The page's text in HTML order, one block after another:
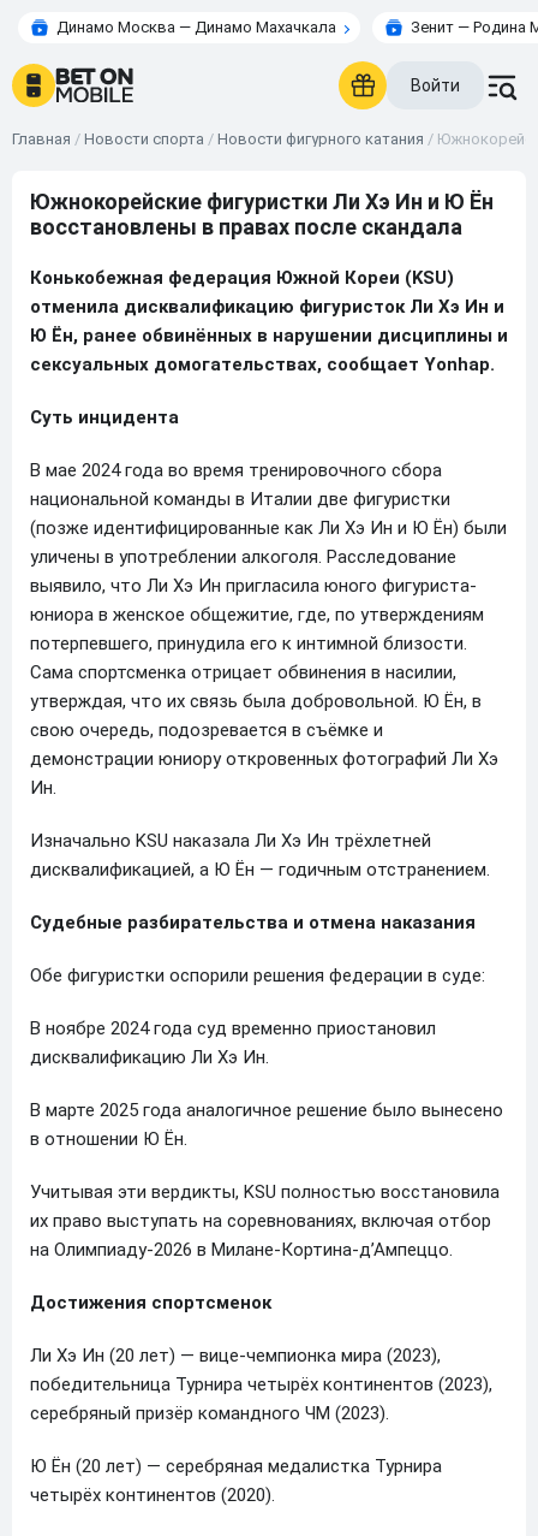
Динамо Москва — Динамо Махачкала Зенит — Родина
Войти
Главная / Новости спорта / Новости фигурного катания /
Южнокорейские фигуристки Ли Хэ Ин и Ю Ён
восстановлены в правах после скандала
Конькобежная федерация Южной Кореи (KSU)
отменила дисквалификацию фигуристок Ли Хэ Ин и
Ю Ён, ранее обвинённых в нарушении дисциплины и
сексуальных домогательствах, сообщает Yonhap.
Суть инцидента
В мае 2024 года во время тренировочного сбора
национальной команды в Италии две фигуристки
(позже идентифицированные как Ли Хэ Ин и Ю Ён) были
уличены в употреблении алкоголя. Расследование
выявило, что Ли Хэ Ин пригласила юного фигуриста-
юниора в женское общежитие, где, по утверждениям
потерпевшего, принудила его к интимной близости.
Сама спортсменка отрицает обвинения в насилии,
утверждая, что их связь была добровольной. Ю Ён, в
свою очередь, подозревается в съёмке и
демонстрации юниору откровенных фотографий Ли Хэ
Ин.
Изначально KSU наказала Ли Хэ Ин трёхлетней
дисквалификацией, а Ю Ён — годичным отстранением.
Судебные разбирательства и отмена наказания
Обе фигуристки оспорили решения федерации в суде:
В ноябре 2024 года суд временно приостановил
дисквалификацию Ли Хэ Ин.
В марте 2025 года аналогичное решение было вынесено
в отношении Ю Ён.
Учитывая эти вердикты, KSU полностью восстановила
их право выступать на соревнованиях, включая отбор
на Олимпиаду-2026 в Милане-Кортина-д’Ампеццо.
Достижения спортсменок
Ли Хэ Ин (20 лет) — вице-чемпионка мира (2023),
победительница Турнира четырёх континентов (2023),
серебряный призёр командного ЧМ (2023).
Ю Ён (20 лет) — серебряная медалистка Турнира
четырёх континентов (2020).